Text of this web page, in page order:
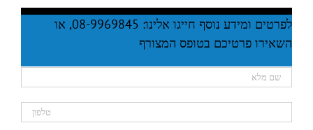
לפרטים ומידע נוסף חייגו אלינו: 08-9969845, או
השאירו פרטיכם בטופס המצורף